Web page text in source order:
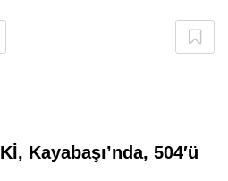
Kayabaşı’nda, 504′ü